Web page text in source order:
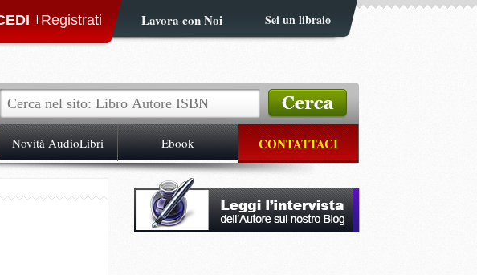
| Lavora con Noi Sei un libraio
Novità AudioLibri Ebook CONTATTACI